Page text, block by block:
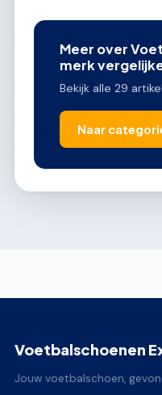
Meer over
merk
Bekijk alle 29
Naar
Voetbalschoenen
Jouw voetbalschoen,